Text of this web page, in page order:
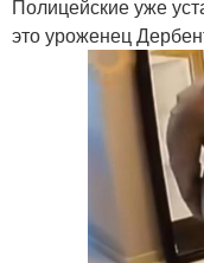
Полицейские уже
это уроженец